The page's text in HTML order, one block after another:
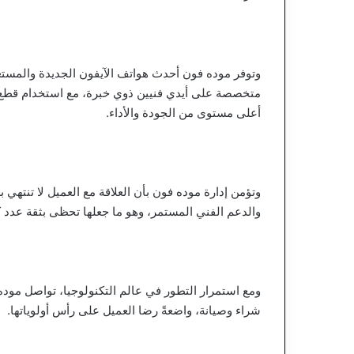
وتوفر موده فون أحدث هواتف الآيفون الجديدة
متخصصة على أيدي فنيين ذوي خبرة، مع استخدام
أعلى مستوى من الجودة والأداء.
وتؤمن إدارة موده فون بأن العلاقة مع العميل لا
والدعم الفني المستمر، وهو ما جعلها تحظى بثقة
ومع استمرار التطور في عالم التكنولوجيا، تواصل
شراء وصيانة، واضعةً رضا العميل على رأس أولوياتها.